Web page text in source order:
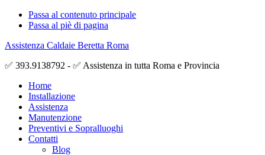
Passa al contenuto principale
Passa al piè di pagina
Assistenza Caldaie Beretta Roma
✅ 393.9138792 - ✅ Assistenza in tutta Roma e Provincia
Home
Installazione
Assistenza
Manutenzione
Preventivi e Sopralluoghi
Contatti
Blog